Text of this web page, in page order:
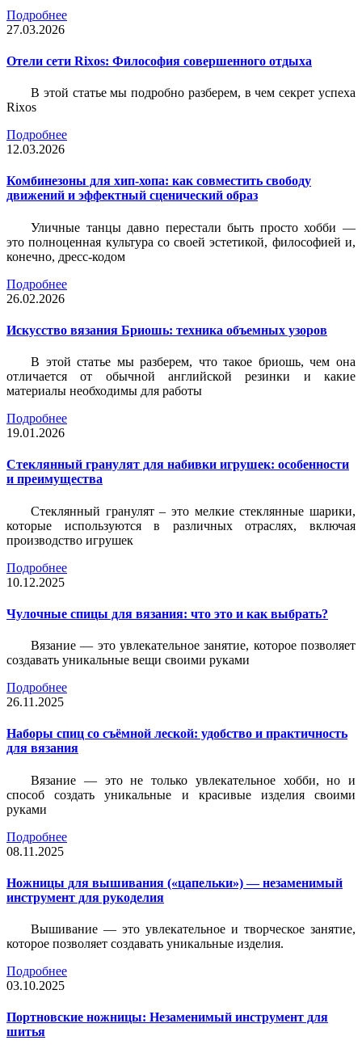
Подробнее
27.03.2026
Отели сети Rixos: Философия совершенного отдыха
В этой статье мы подробно разберем, в чем секрет успеха
Rixos
Подробнее
12.03.2026
Комбинезоны для хип-хопа: как совместить свободу
движений и эффектный сценический образ
Уличные танцы давно перестали быть просто хобби —
это полноценная культура со своей эстетикой, философией и,
конечно, дресс-кодом
Подробнее
26.02.2026
Искусство вязания Бриошь: техника объемных узоров
В этой статье мы разберем, что такое бриошь, чем она
отличается от обычной английской резинки и какие
материалы необходимы для работы
Подробнее
19.01.2026
Стеклянный гранулят для набивки игрушек: особенности
и преимущества
Стеклянный гранулят – это мелкие стеклянные шарики,
которые используются в различных отраслях, включая
производство игрушек
Подробнее
10.12.2025
Чулочные спицы для вязания: что это и как выбрать?
Вязание — это увлекательное занятие, которое позволяет
создавать уникальные вещи своими руками
Подробнее
26.11.2025
Наборы спиц со съёмной леской: удобство и практичность
для вязания
Вязание — это не только увлекательное хобби, но и
способ создать уникальные и красивые изделия своими
руками
Подробнее
08.11.2025
Ножницы для вышивания («цапельки») — незаменимый
инструмент для рукоделия
Вышивание — это увлекательное и творческое занятие,
которое позволяет создавать уникальные изделия.
Подробнее
03.10.2025
Портновские ножницы: Незаменимый инструмент для
шитья